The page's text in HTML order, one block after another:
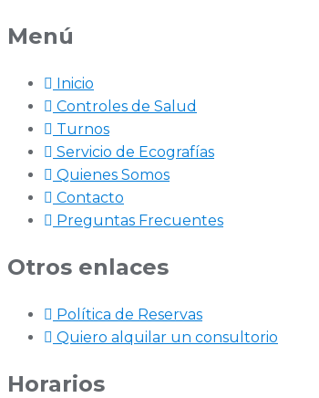
Menú
Inicio
Controles de Salud
Turnos
Servicio de Ecografías
Quienes Somos
Contacto
Preguntas Frecuentes
Otros enlaces
Política de Reservas
Quiero alquilar un consultorio
Horarios